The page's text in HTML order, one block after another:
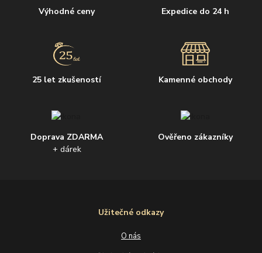
Výhodné ceny Expedice do 24 h
25 let zkušeností Kamenné obchody
Doprava ZDARMA
+ dárek
Ověřeno zákazníky
Užitečné odkazy
O nás